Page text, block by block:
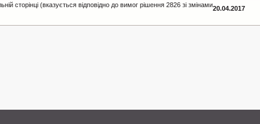
сторінці (вказується відповідно до вимог рішення 2826 зі змінами20.04.2017